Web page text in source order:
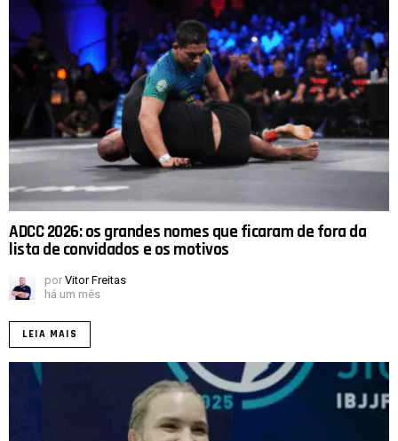
ADCC 2026: os grandes nomes que ficaram de fora da
lista de convidados e os motivos
por Vitor Freitas
há um mês
LEIA MAIS